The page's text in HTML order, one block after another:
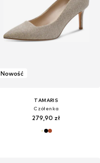
Nowość
TAMARIS
Czółenka
279,90 zł